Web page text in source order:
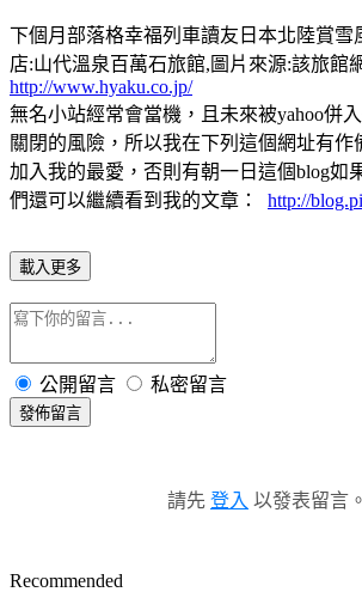
下個月部落格幸福列車讀友日本北陸賞雪
店:山代溫泉百萬石旅館,圖片來源:該旅館
http://www.hyaku.co.jp/
無名小站經常會當機，且未來被yahoo併
關閉的風險，所以我在下列這個網址有作
加入我的最愛，否則有朝一日這個blog如
們還可以繼續看到我的文章： http://
載入更多
公開留言 私密留言
發佈留言
請先 登入 以發表留言。
Recommended